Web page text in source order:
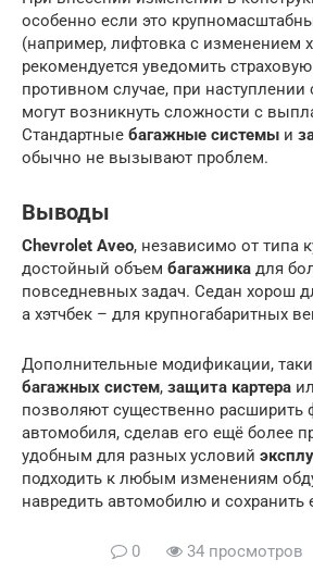
особенно если это
(например, лифтовка с изменением
рекомендуется уведомить
противном случае, при наступлении
могут возникнуть сложности с
Стандартные багажные системы и
обычно не вызывают проблем.
Выводы
Chevrolet Aveo, независимо от типа
достойный объем багажника для
повседневных задач. Седан хорош
а хэтчбек – для крупногабаритных
Дополнительные модификации,
багажных систем, защита картера
позволяют существенно расширить
автомобиля, сделав его ещё более
удобным для разных условий
подходить к любым изменениям
навредить автомобилю и сохранить
0 34 просмотров